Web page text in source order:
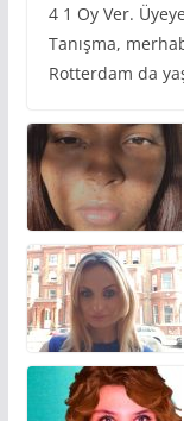
4 1 Oy Ver.
Tanışma,
Rotterdam da